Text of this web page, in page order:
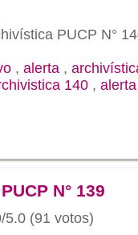
PUCP N°
, alerta ,
140 ,
N° 139
/5.0 (91 votos)